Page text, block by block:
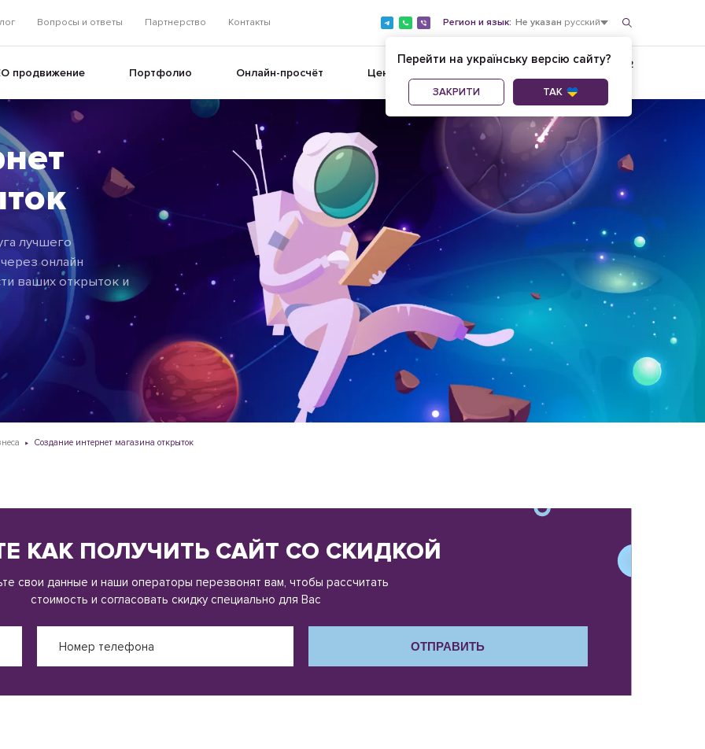
Вопросы и ответы Партнерство Контакты Регион и язык: Не указан русский
продвижение Портфолио Онлайн-просчёт Цены
37 +380734500182
ОБРАТНЫЙ ЗВОНОК
лучшего
онлайн
ваших открыток и
Создание интернет магазина открыток
КАК ПОЛУЧИТЬ САЙТ СО СКИДКОЙ
свои данные и наши операторы перезвонят вам, чтобы рассчитать
стоимость и согласовать скидку специально для Вас
ОТПРАВИТЬ
+
Перейти на українську версію сайту?
ЗАКРИТИ ТАК